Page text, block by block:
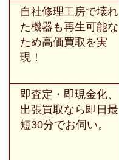
自社修理工房で壊れ
た機器も再生可能な
ため高価買取を実
現！
即査定・即現金化、
出張買取なら即日最
短30分でお伺い。